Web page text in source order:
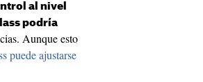
al nivel
podría
Aunque esto
puede ajustarse